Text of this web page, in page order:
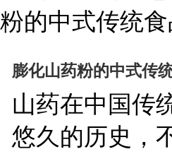
粉的中式传统食
膨化山药粉的中式传
山药在中国传
悠久的历史，